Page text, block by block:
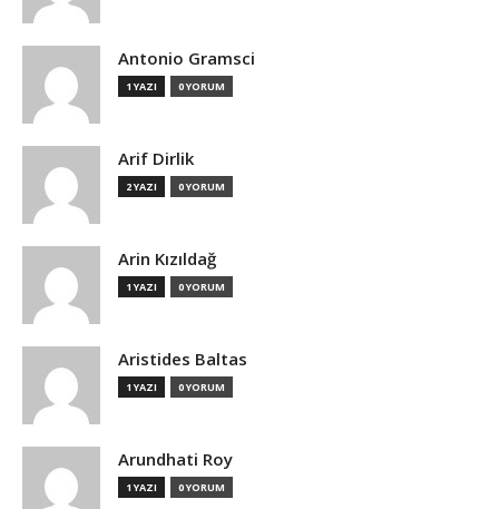
Antonio Gramsci
1 YAZI 0 YORUM
Arif Dirlik
2 YAZI 0 YORUM
Arin Kızıldağ
1 YAZI 0 YORUM
Aristides Baltas
1 YAZI 0 YORUM
Arundhati Roy
1 YAZI 0 YORUM